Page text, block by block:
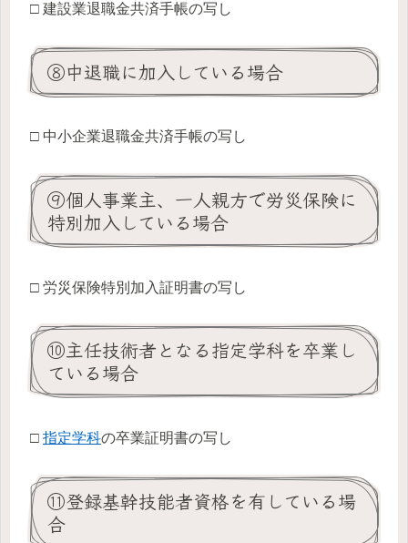
□ 建設業退職金共済手帳の写し
⑧中退職に加入している場合
□ 中小企業退職金共済手帳の写し
⑨個人事業主、一人親方で労災保険に
特別加入している場合
□ 労災保険特別加入証明書の写し
⑩主任技術者となる指定学科を卒業し
ている場合
□ 指定学科の卒業証明書の写し
⑪登録基幹技能者資格を有している場
合